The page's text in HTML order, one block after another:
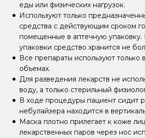
еды или физических нагрузок.
Используют только
средства с действующим сроком
помещенные в аптечную упаковку.
упаковки средство хранится не
Все препараты используют
объемах.
Для разведения лекарств не
воду, а только стерильный
В ходе процедуры пациент сидит
небулайзера находится в
Маска плотно прилегает к коже
лекарственных паров через нос